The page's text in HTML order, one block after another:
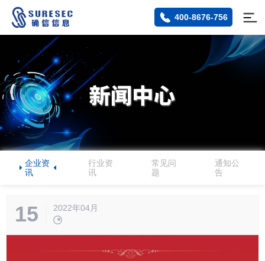
400-8676-756
企业资
讯
行业资
讯
常见问
题
通知公
告
15 2022年04月